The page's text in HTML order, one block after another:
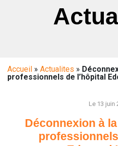
Accueil » Actualites »
professionnels de l’hôpital
Le 13 juin
Déconnexion à